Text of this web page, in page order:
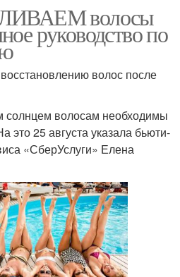
волосы
руководство по
волос после
волосам необходимы
это 25 августа указала бьюти-
«СберУслуги» Елена